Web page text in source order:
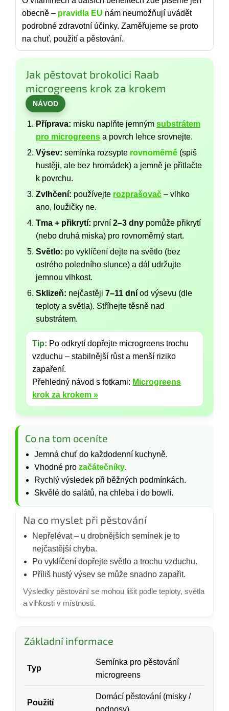
obecně – pravidla EU nám neumožňují uvádět
podrobné zdravotní účinky. Zaměřujeme se proto
na chuť, použití a pěstování.
Jak pěstovat brokolici Raab
microgreens krok za krokem
NÁVOD
Příprava: misku naplňte jemným substrátem
pro microgreens a povrch lehce srovnejte.
Výsev: semínka rozsypte rovnoměrně (spíš
hustěji, ale bez hromádek) a jemně je přitlačte
k povrchu.
Zvlhčení: používejte rozprašovač – vlhko
ano, loužičky ne.
Tma + přikrytí: první 2–3 dny pomůže přikrytí
(nebo druhá miska) pro rovnoměrný start.
Světlo: po vyklíčení dejte na světlo (bez
ostrého poledního slunce) a dál udržujte
jemnou vlhkost.
Sklizeň: nejčastěji 7–11 dní od výsevu (dle
teploty a světla). Stříhejte těsně nad
substrátem.
Tip: Po odkrytí dopřejte microgreens trochu
vzduchu – stabilnější růst a menší riziko
zapaření.
Přehledný návod s fotkami: Microgreens
krok za krokem »
Co na tom oceníte
Jemná chuť do každodenní kuchyně.
Vhodné pro začátečníky.
Rychlý výsledek při běžných podmínkách.
Skvělé do salátů, na chleba i do bowlí.
Na co myslet při pěstování
Nepřelévat – u drobnějších semínek je to
nejčastější chyba.
Po vyklíčení dopřejte světlo a trochu vzduchu.
Příliš hustý výsev se může snadno zapařit.
Výsledky pěstování se mohou lišit podle teploty, světla
a vlhkosti v místnosti.
Základní informace
Typ
Semínka pro pěstování
microgreens
Použití
Domácí pěstování (misky /